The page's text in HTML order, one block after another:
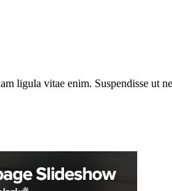
ligula vitae enim. Suspendisse